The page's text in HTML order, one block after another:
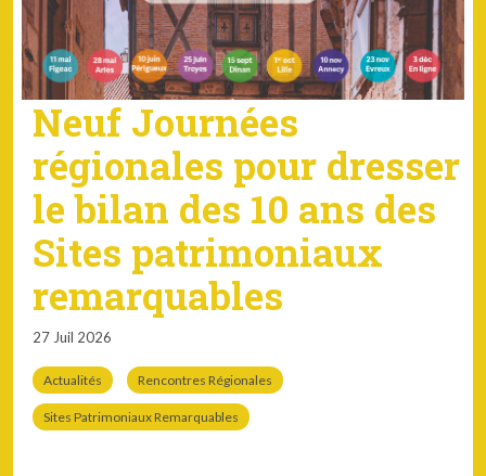
Neuf Journées
régionales pour dresser
le bilan des 10 ans des
Sites patrimoniaux
remarquables
27 Juil 2026
Actualités Rencontres Régionales
Sites Patrimoniaux Remarquables